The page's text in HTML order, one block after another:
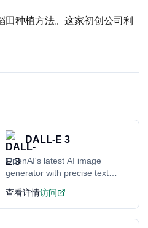
种植方法。这家初创公司利
DALL-E 3
OpenAI's latest AI image
generator with precise text
查看详情访问